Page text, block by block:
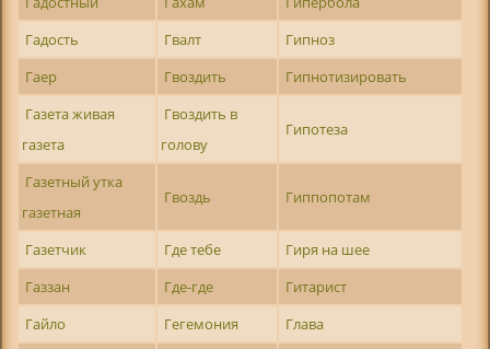
Гадость
Гвалт
Гипноз
Гаер
Гвоздить
Гипнотизировать
Газета живая
газета
Гвоздить в
голову
Гипотеза
Газетный утка
газетная
Гвоздь Гиппопотам
Газетчик Где тебе
Гиря на шее
Газзан
Где-где
Гитарист
Гайло
Гегемония
Глава